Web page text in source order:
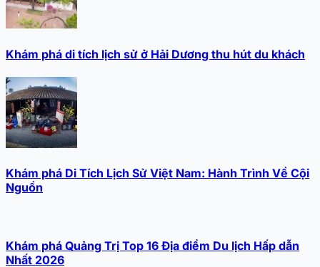
Khám phá di tích lịch sử ở Hải Dương thu hút du khách
Khám phá Di Tích Lịch Sử Việt Nam: Hành Trình Về Cội
Nguồn
Khám phá Quảng Trị Top 16 Địa điểm Du lịch Hấp dẫn
Nhất 2026